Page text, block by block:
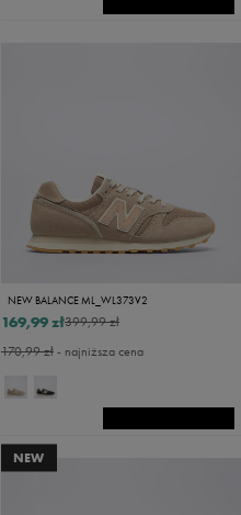
NEW BALANCE ML_WL373V2
399,99 zł
169,99 zł
170,99 zł- najniższa cena
NEW